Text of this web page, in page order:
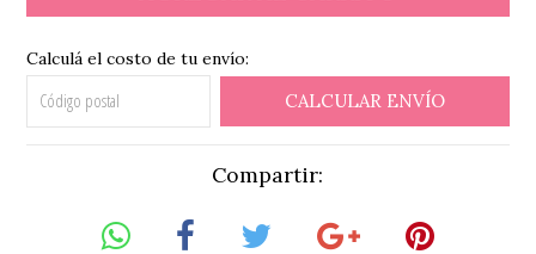
Calculá el costo de tu envío:
CALCULAR ENVÍO
Compartir: